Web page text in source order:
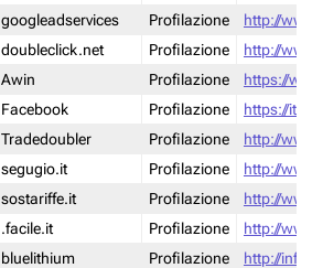
googleadservices Profilazione
http://
doubleclick.net Profilazione
http://
Awin Profilazione
https://
Facebook Profilazione
https://it-
Tradedoubler Profilazione
http://
segugio.it Profilazione
http://
sostariffe.it Profilazione
http://
.facile.it Profilazione
http://
bluelithium Profilazione
http://